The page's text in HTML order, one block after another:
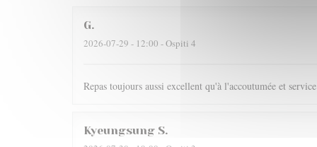
G
2026-07-29 - 12:00 - Ospiti 4
Repas toujours aussi excellent qu'à l'accoutumée et
Kyeungsung S